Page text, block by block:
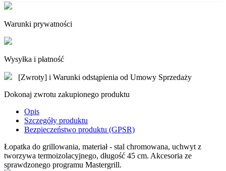
Warunki prywatności
Wysyłka i płatność
[Zwroty] i Warunki odstąpienia od Umowy Sprzedaży
Dokonaj zwrotu zakupionego produktu
Opis
Szczegóły produktu
Bezpieczeństwo produktu (GPSR)
Łopatka do grillowania, materiał - stal chromowana, uchwyt z
tworzywa termoizolacyjnego, długość 45 cm. Akcesoria ze
sprawdzonego programu Mastergrill.